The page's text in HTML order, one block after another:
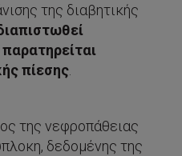
της διαβητικής
πίεσης
της νεφροπάθειας
δεδομένης της